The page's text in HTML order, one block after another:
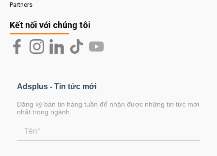
Partners
Kết nối với chúng tôi